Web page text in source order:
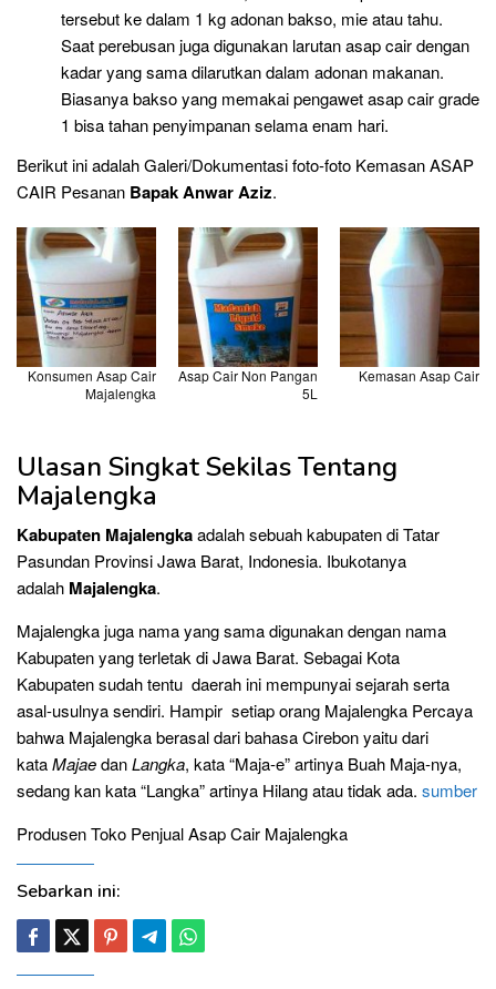
tersebut ke dalam 1 kg adonan bakso, mie atau tahu.
Saat perebusan juga digunakan larutan asap cair dengan
kadar yang sama dilarutkan dalam adonan makanan.
Biasanya bakso yang memakai pengawet asap cair grade
1 bisa tahan penyimpanan selama enam hari.
Berikut ini adalah Galeri/Dokumentasi foto-foto Kemasan ASAP
CAIR Pesanan Bapak Anwar Aziz.
Konsumen Asap Cair
Majalengka
Asap Cair Non Pangan
5L
Kemasan Asap Cair
Ulasan Singkat Sekilas Tentang
Majalengka
Kabupaten Majalengkaadalah sebuah kabupaten di Tatar
Pasundan Provinsi Jawa Barat, Indonesia. Ibukotanya
adalah Majalengka.
Majalengka juga nama yang sama digunakan dengan nama
Kabupaten yang terletak di Jawa Barat. Sebagai Kota
Kabupaten sudah tentu daerah ini mempunyai sejarah serta
asal-usulnya sendiri. Hampir setiap orang Majalengka Percaya
bahwa Majalengka berasal dari bahasa Cirebon yaitu dari
kataMajaedanLangka, kata “Maja-e” artinya Buah Maja-nya,
sedang kan kata “Langka” artinya Hilang atau tidak ada. sumber
Produsen Toko Penjual Asap Cair Majalengka
Sebarkan ini: